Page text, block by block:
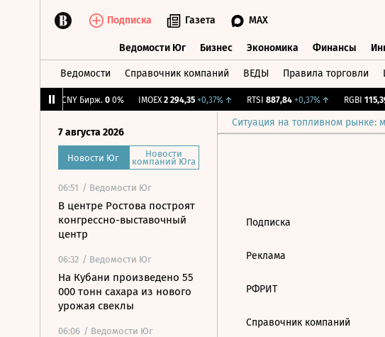
Подписка Газета MAX
Ведомости Юг Бизнес Экономика Финансы
Ведомости Справочник компаний ВЕДЫ Правила торговли
CNY Бирж. 0 0% IMOEX 2 294,35 +0,37%↑ RTSI 887,84 +0,37%↑ RGBI 115,39
Ситуация на топливном рынке:
7 августа 2026
Новости Юг Новости
компаний Юга
06:51 / Ведомости Юг
В центре Ростова построят
конгрессно-выставочный
центр
06:32 / Ведомости Юг
На Кубани произведено 55
000 тонн сахара из нового
урожая свеклы
06:06 / Ведомости Юг
Подписка
Реклама
РФРИТ
Справочник компаний